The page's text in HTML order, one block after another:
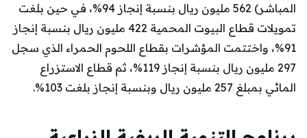
المباشر) 562 مليون ريال بنسبة إنجاز 94%، في حين بلغت
تمويلات قطاع البيوت المحمية 422 مليون ريال بنسبة إنجاز
91%، واختتمت المؤشرات بقطاع اللحوم الحمراء الذي سجل
297 مليون ريال بنسبة إنجاز 119%، ثم قطاع الاستزراع
المائي بمبلغ 257 مليون ريال وبنسبة إنجاز بلغت 103%.